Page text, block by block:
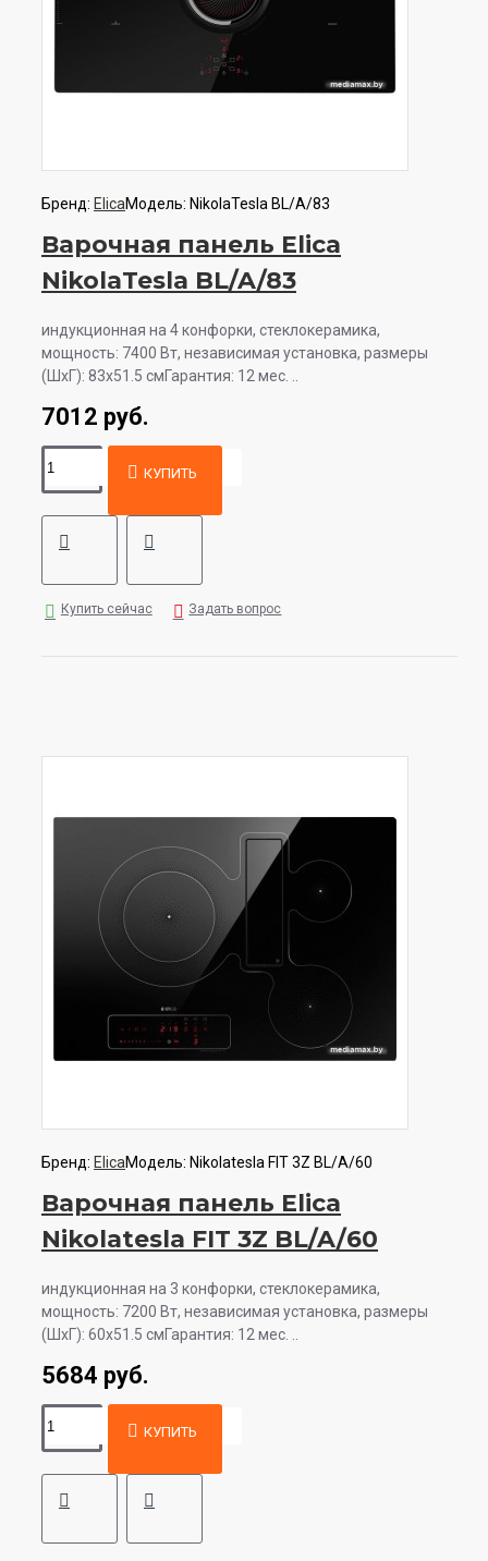
Бренд: ElicaМодель: NikolaTesla BL/A/83
Варочная панель Elica
NikolaTesla BL/A/83
индукционная на 4 конфорки, cтеклокерамика,
мощность: 7400 Вт, независимая установка, размеры
(ШхГ): 83x51.5 смГарантия: 12 мес. ..
7012 руб.
КУПИТЬ
Купить сейчас Задать вопрос
Бренд: ElicaМодель: Nikolatesla FIT 3Z BL/A/60
Варочная панель Elica
Nikolatesla FIT 3Z BL/A/60
индукционная на 3 конфорки, cтеклокерамика,
мощность: 7200 Вт, независимая установка, размеры
(ШхГ): 60x51.5 смГарантия: 12 мес. ..
5684 руб.
КУПИТЬ